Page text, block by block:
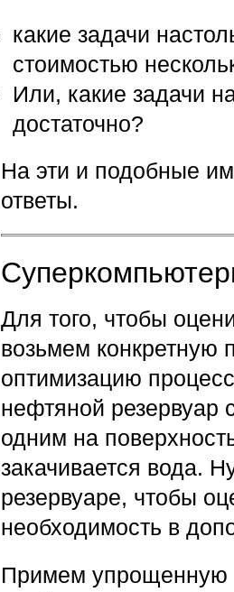
какие задачи
стоимостью
Или, какие задачи
достаточно?
На эти и подобные
ответы.
Для того, чтобы
возьмем конкретную
оптимизацию
нефтяной резервуар
одним на
закачивается вода.
резервуаре, чтобы
необходимость в
Примем упрощенную